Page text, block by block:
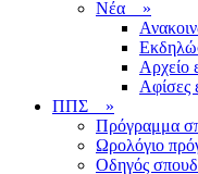
Νέα »
Αρχείο
Αφίσες
ΠΠΣ »
Πρόγραμμα
Ωρολόγιο
Οδηγός